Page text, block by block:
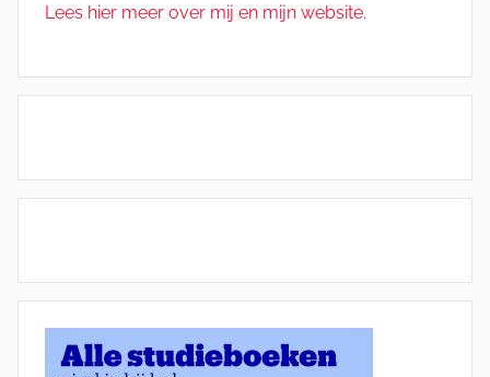
Lees hier meer over mij en mijn website.